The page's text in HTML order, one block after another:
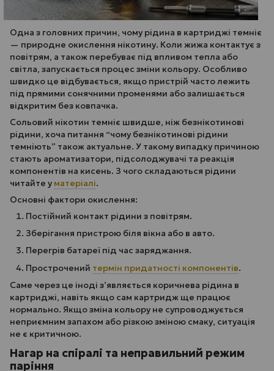
Одна з головних причин, чому рідина в картриджі темніє
— природне окислення нікотину. Коли жижа контактує з
повітрям, а також перебуває під впливом тепла або
світла, запускається процес зміни кольору. Особливо
швидко це відбувається, якщо пристрій часто лежить
під прямими сонячними променями або залишається
відкритим без ковпачка.
Сольовий нікотин темніє швидше, ніж безнікотинові
рідини, хоча питання “чому безнікотинові рідини
темніють” також актуальне. У такому випадку причиною
стають ароматизатори, підсолоджувачі та реакція
компонентів на кисень. З чого складаються рідини
читайте у матеріалі.
Основні фактори окислення:
Постійний контакт рідини з повітрям.
Зберігання пристрою біля вікна або в авто.
Перегрів батареї під час заряджання.
Прострочений термін придатності компонентів.
Саме через це іноді з’являється коричнева рідина в
картриджі, навіть якщо сам картридж ще працює
нормально. Якщо зміна кольору не супроводжується
неприємним запахом або різкою зміною смаку, ситуація
не є критичною.
Нагар на спіралі та неправильний режим
паріння